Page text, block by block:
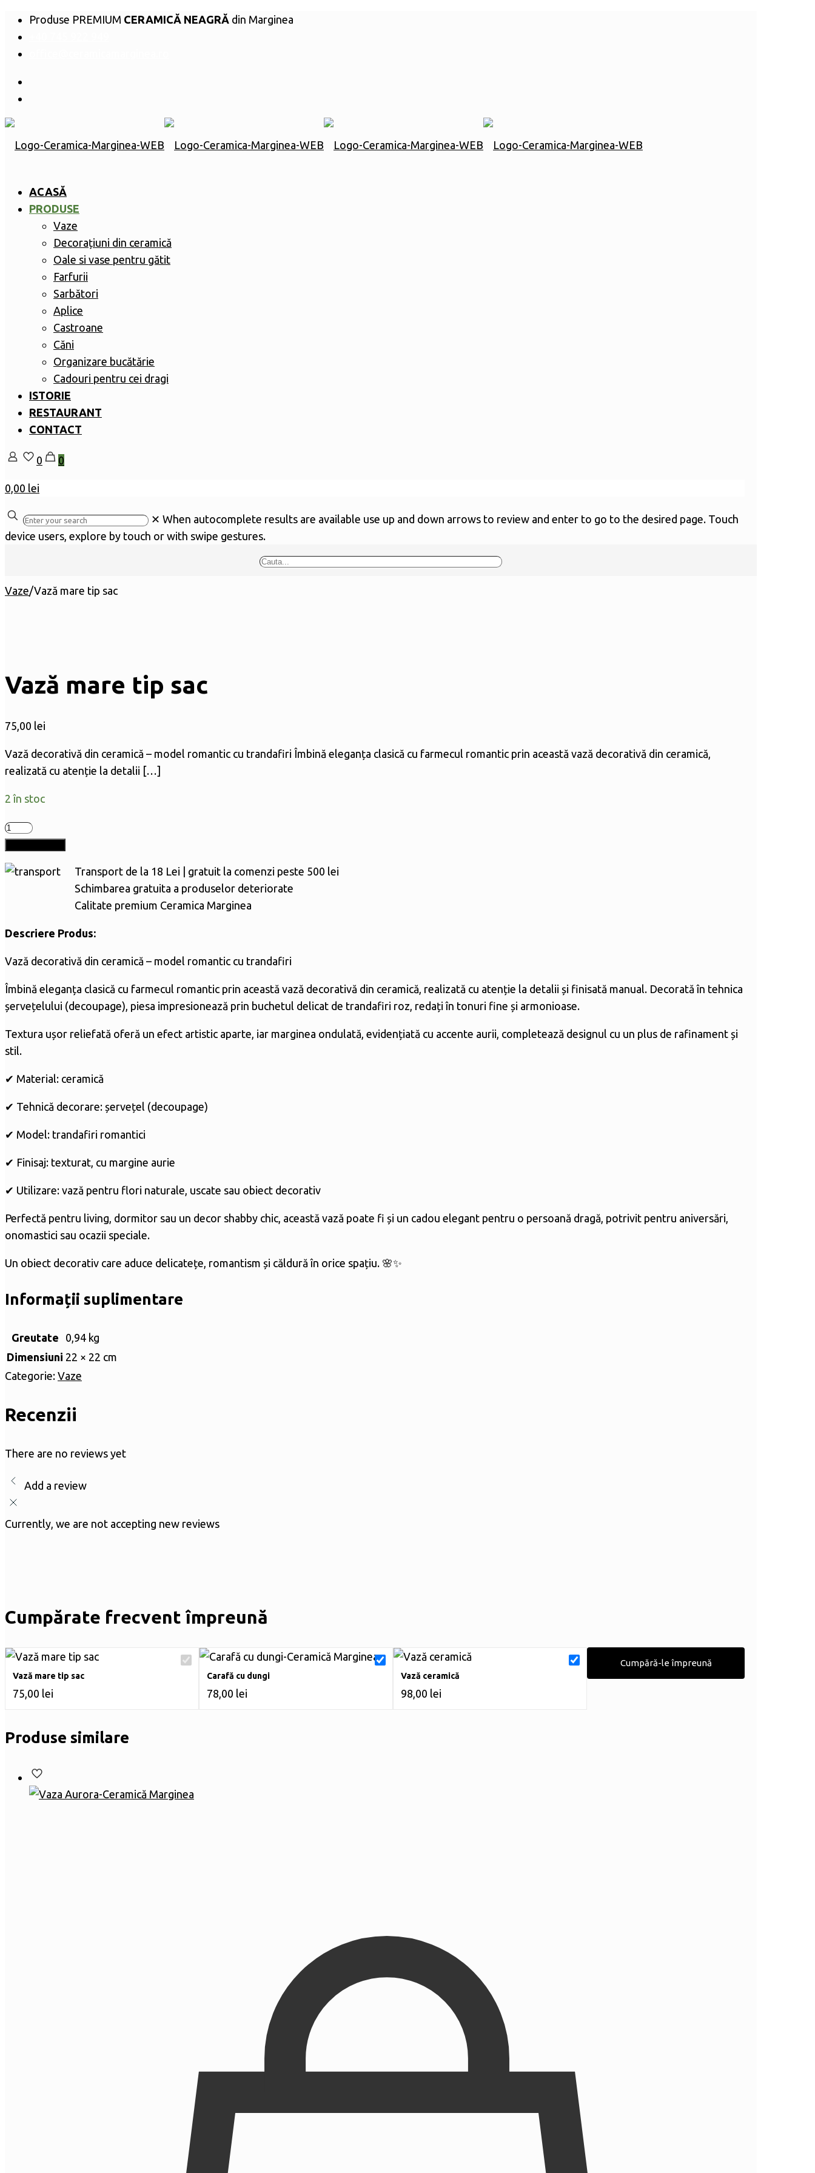
Produse PREMIUM CERAMICĂ NEAGRĂ din Marginea
ACASĂ
PRODUSE
Vaze
Decorațiuni din ceramică
Oale si vase pentru gătit
Farfurii
Sarbători
Aplice
Castroane
Căni
Organizare bucătărie
Cadouri pentru cei dragi
ISTORIE
RESTAURANT
CONTACT
0 0
0,00 lei
✕ When autocomplete results are available use up and down arrows to review and enter to go to the desired page. Touch
device users, explore by touch or with swipe gestures.
Vaze/Vază mare tip sac
Vază mare tip sac
75,00 lei
Vază decorativă din ceramică – model romantic cu trandafiri Îmbină eleganța clasică cu farmecul romantic prin această vază decorativă din ceramică,
realizată cu atenție la detalii […]
2 în stoc
Cantitate
Vază
mare
tip
Transport de la 18 Lei | gratuit la comenzi peste 500 lei
Schimbarea gratuita a produselor deteriorate
Calitate premium Ceramica Marginea
Descriere Produs:
Vază decorativă din ceramică – model romantic cu trandafiri
Îmbină eleganța clasică cu farmecul romantic prin această vază decorativă din ceramică, realizată cu atenție la detalii și finisată manual. Decorată în tehnica
șervețelului (decoupage), piesa impresionează prin buchetul delicat de trandafiri roz, redați în tonuri fine și armonioase.
Textura ușor reliefată oferă un efect artistic aparte, iar marginea ondulată, evidențiată cu accente aurii, completează designul cu un plus de rafinament și
stil.
✔ Material: ceramică
✔ Tehnică decorare: șervețel (decoupage)
✔ Model: trandafiri romantici
✔ Finisaj: texturat, cu margine aurie
✔ Utilizare: vază pentru flori naturale, uscate sau obiect decorativ
Perfectă pentru living, dormitor sau un decor shabby chic, această vază poate fi și un cadou elegant pentru o persoană dragă, potrivit pentru aniversări,
onomastici sau ocazii speciale.
Un obiect decorativ care aduce delicatețe, romantism și căldură în orice spațiu. 🌸✨
Informații suplimentare
Greutate
0,94 kg
Dimensiuni 22 × 22 cm
Categorie: Vaze
Recenzii
There are no reviews yet
Add a review
Currently, we are not accepting new reviews
Cumpărate frecvent împreună
Vază mare tip sac
75,00 lei
Carafă cu dungi
78,00 lei
Vază ceramică
98,00 lei
Cumpără-le împreună
Produse similare